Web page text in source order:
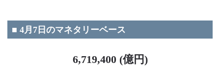
■ 4月7日のマネタリーベース
6,719,400 (億円)